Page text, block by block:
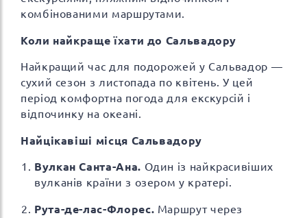
комбінованими маршрутами.
Коли найкраще їхати до Сальвадору
Найкращий час для подорожей у Сальвадор —
сухий сезон з листопада по квітень. У цей
період комфортна погода для екскурсій і
відпочинку на океані.
Найцікавіші місця Сальвадору
Вулкан Санта-Ана. Один із найкрасивіших
вулканів країни з озером у кратері.
Рута-де-лас-Флорес. Маршрут через